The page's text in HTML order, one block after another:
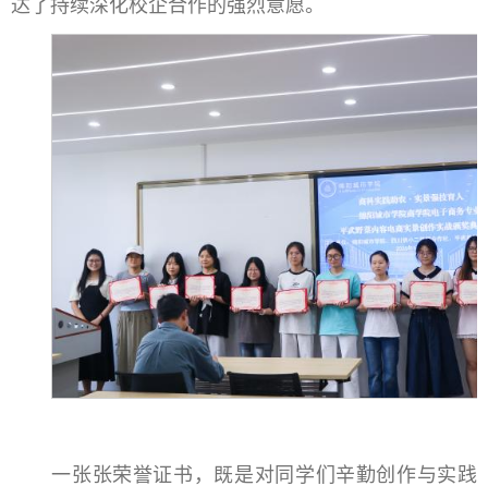
达了持续深化校企合作的强烈意愿。
一张张荣誉证书，既是对同学们辛勤创作与实践